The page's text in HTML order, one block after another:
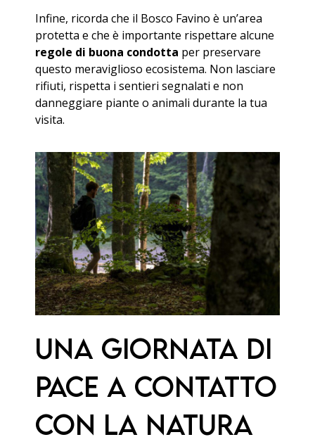
Infine, ricorda che il Bosco Favino è un’area
protetta e che è importante rispettare alcune
regole di buona condotta per preservare
questo meraviglioso ecosistema. Non lasciare
rifiuti, rispetta i sentieri segnalati e non
danneggiare piante o animali durante la tua
visita.
Una giornata di
pace a contatto
con la natura